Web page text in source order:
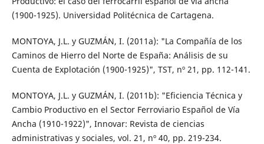
(1900-1925). Universidad Politécnica de Cartagena.
MONTOYA, J.L. y GUZMÁN, I. (2011a): "La Compañía de los
Caminos de Hierro del Norte de España: Análisis de su
Cuenta de Explotación (1900-1925)", TST, nº 21, pp. 112-141.
MONTOYA, J.L. y GUZMÁN, I. (2011b): "Eficiencia Técnica y
Cambio Productivo en el Sector Ferroviario Español de Vía
Ancha (1910-1922)", Innovar: Revista de ciencias
administrativas y sociales, vol. 21, nº 40, pp. 219-234.